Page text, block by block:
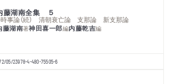
藤湖南全集 ５
事論（続） 清朝衰亡論 支那論 新支那論
藤湖南著神田喜一郎編内藤乾吉編
05/23978-4-480-75505-6